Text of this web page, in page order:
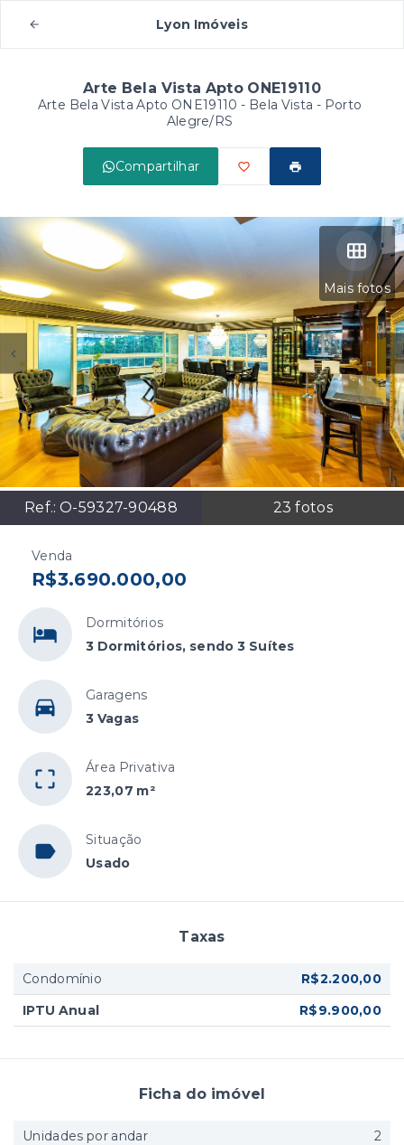
Lyon Imóveis
Arte Bela Vista Apto ONE19110
Arte Bela Vista Apto ONE19110 - Bela Vista - Porto
Alegre/RS
Compartilhar
Mais fotos
Ref.:O-59327-90488 23 fotos
Venda
R$3.690.000,00
Dormitórios
3 Dormitórios, sendo 3 Suítes
Garagens
3 Vagas
Área Privativa
223,07 m²
Situação
Usado
Taxas
Condomínio
R$2.200,00
IPTU Anual
R$9.900,00
Ficha do imóvel
Unidades por andar
2